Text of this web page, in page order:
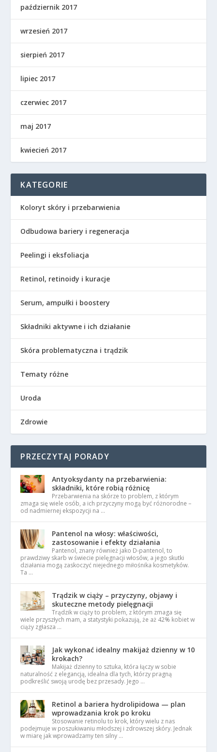
październik 2017
wrzesień 2017
sierpień 2017
lipiec 2017
czerwiec 2017
maj 2017
kwiecień 2017
KATEGORIE
Koloryt skóry i przebarwienia
Odbudowa bariery i regeneracja
Peelingi i eksfoliacja
Retinol, retinoidy i kuracje
Serum, ampułki i boostery
Składniki aktywne i ich działanie
Skóra problematyczna i trądzik
Tematy różne
Uroda
Zdrowie
PRZECZYTAJ PORADY
Antyoksydanty na przebarwienia:
składniki, które robią różnicę
Przebarwienia na skórze to problem, z którym
zmaga się wiele osób, a ich przyczyny mogą być różnorodne –
od nadmiernej ekspozycji na …
Pantenol na włosy: właściwości,
zastosowanie i efekty działania
Pantenol, znany również jako D-pantenol, to
prawdziwy skarb w świecie pielęgnacji włosów, a jego skutki
działania mogą zaskoczyć niejednego miłośnika kosmetyków.
Ta …
Trądzik w ciąży – przyczyny, objawy i
skuteczne metody pielęgnacji
Trądzik w ciąży to problem, z którym zmaga się
wiele przyszłych mam, a statystyki pokazują, że aż 42% kobiet w
ciąży zgłasza …
Jak wykonać idealny makijaż dzienny w 10
krokach?
Makijaż dzienny to sztuka, która łączy w sobie
naturalność z elegancją, idealna dla tych, którzy pragną
podkreślić swoją urodę bez przesady. Jego …
Retinol a bariera hydrolipidowa — plan
wprowadzania krok po kroku
Stosowanie retinolu to krok, który wielu z nas
podejmuje w poszukiwaniu młodszej i zdrowszej skóry. Jednak
w miarę jak wprowadzamy ten silny …